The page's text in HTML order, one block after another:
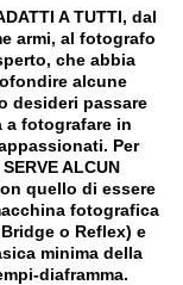
A TUTTI, dal
armi, al fotografo
che abbia
alcune
desideri passare
a fotografare in
Per
ALCUN
quello di essere
fotografica
o Reflex) e
minima della
diaframma.